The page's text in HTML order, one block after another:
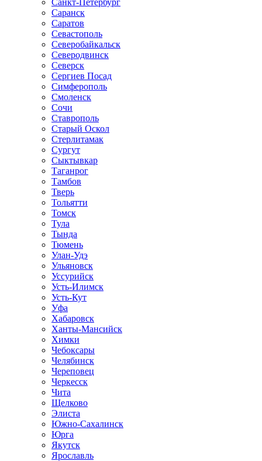
Саранск
Саратов
Севастополь
Северобайкальск
Северодвинск
Северск
Сергиев Посад
Симферополь
Смоленск
Сочи
Ставрополь
Старый Оскол
Стерлитамак
Сургут
Сыктывкар
Таганрог
Тамбов
Тверь
Тольятти
Томск
Тула
Тында
Тюмень
Улан-Удэ
Ульяновск
Уссурийск
Усть-Илимск
Усть-Кут
Уфа
Хабаровск
Ханты-Мансийск
Химки
Чебоксары
Челябинск
Череповец
Черкесск
Чита
Щелково
Элиста
Южно-Сахалинск
Юрга
Якутск
Ярославль